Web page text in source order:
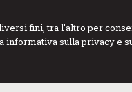
fini, tra l'altro per
informativa sulla privacy e
Dott.
Mandolfino